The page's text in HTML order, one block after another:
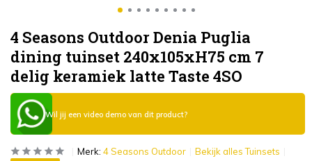
4 Seasons Outdoor Denia Puglia
dining tuinset 240x105xH75 cm 7
delig keramiek latte Taste 4SO
Wil jij een video demo van dit product?
Merk: 4 Seasons Outdoor Bekijk alles Tuinsets